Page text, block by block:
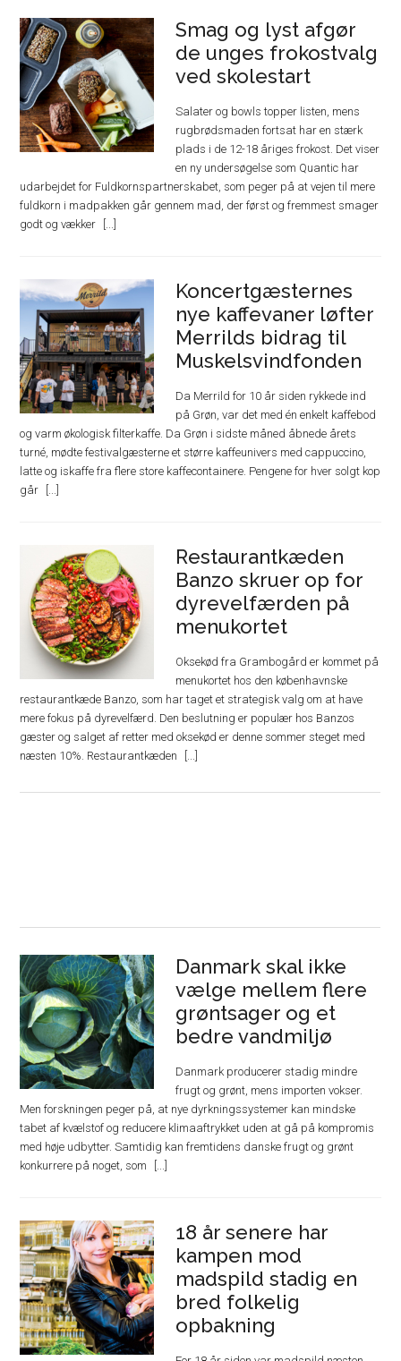
Smag og lyst afgør
de unges frokostvalg
ved skolestart
Salater og bowls topper listen, mens
rugbrødsmaden fortsat har en stærk
plads i de 12-18 åriges frokost. Det viser
en ny undersøgelse som Quantic har
udarbejdet for Fuldkornspartnerskabet, som peger på at vejen til mere
fuldkorn i madpakken går gennem mad, der først og fremmest smager
godt og vækker
Koncertgæsternes
nye kaffevaner løfter
Merrilds bidrag til
Muskelsvindfonden
Da Merrild for 10 år siden rykkede ind
på Grøn, var det med én enkelt kaffebod
og varm økologisk filterkaffe. Da Grøn i sidste måned åbnede årets
turné, mødte festivalgæsterne et større kaffeunivers med cappuccino,
latte og iskaffe fra flere store kaffecontainere. Pengene for hver solgt kop
går
Restaurantkæden
Banzo skruer op for
dyrevelfærden på
menukortet
Oksekød fra Grambogård er kommet på
menukortet hos den københavnske
restaurantkæde Banzo, som har taget et strategisk valg om at have
mere fokus på dyrevelfærd. Den beslutning er populær hos Banzos
gæster og salget af retter med oksekød er denne sommer steget med
næsten 10%. Restaurantkæden
Danmark skal ikke
vælge mellem flere
grøntsager og et
bedre vandmiljø
Danmark producerer stadig mindre
frugt og grønt, mens importen vokser.
Men forskningen peger på, at nye dyrkningssystemer kan mindske
tabet af kvælstof og reducere klimaaftrykket uden at gå på kompromis
med høje udbytter. Samtidig kan fremtidens danske frugt og grønt
konkurrere på noget, som
18 år senere har
kampen mod
madspild stadig en
bred folkelig
opbakning